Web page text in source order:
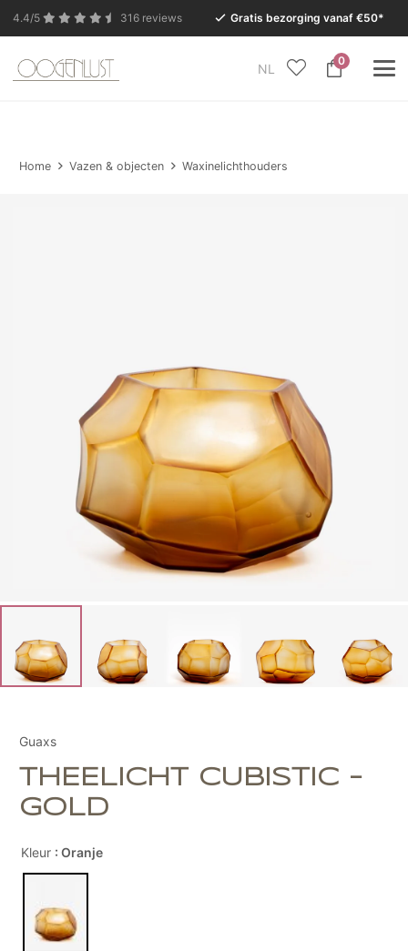
4.4/5 316 reviews Gratis bezorging vanaf €50*
NL
0
In verband met de zomervakantie is onze Conceptstore
Home Vazen & objecten Waxinelichthouders
Guaxs
THEELICHT CUBISTIC -
GOLD
Kleur : Oranje